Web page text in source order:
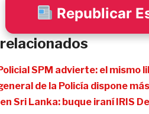
Republicar
SPM advierte: el mismo
de la Policía dispone
Sri Lanka: buque iraní IRIS